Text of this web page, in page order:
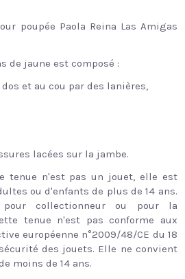
poupée Paola Reina Las Amigas
de jaune est composé :
et au cou par des lanières,
lacées sur la jambe.
tenue n'est pas un jouet, elle est
ou d'enfants de plus de 14 ans.
collectionneur ou pour la
tenue n'est pas conforme aux
européenne n°2009/48/CE du 18
des jouets. Elle ne convient
moins de 14 ans.